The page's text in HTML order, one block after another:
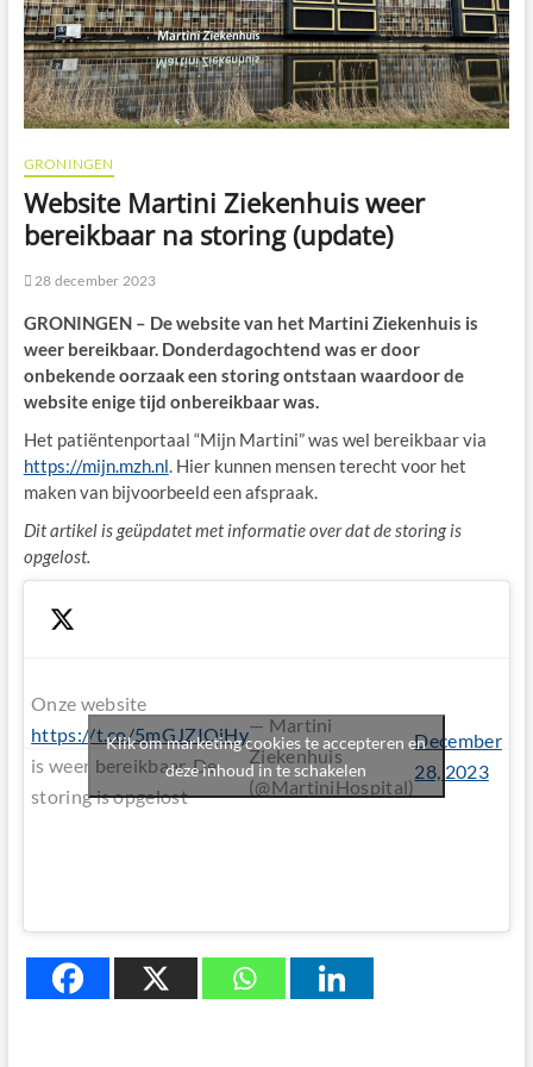
GRONINGEN
Website Martini Ziekenhuis weer
bereikbaar na storing (update)
28 december 2023
GRONINGEN – De website van het Martini Ziekenhuis is
weer bereikbaar. Donderdagochtend was er door
onbekende oorzaak een storing ontstaan waardoor de
website enige tijd onbereikbaar was.
Het patiëntenportaal “Mijn Martini” was wel bereikbaar via
https://mijn.mzh.nl. Hier kunnen mensen terecht voor het
maken van bijvoorbeeld een afspraak.
Dit artikel is geüpdatet met informatie over dat de storing is
opgelost.
Onze website
https://t.co/5mGJZIQiHy
is weer bereikbaar. De
storing is opgelost
— Martini
Ziekenhuis
(@MartiniHospital)
December
28, 2023
Klik om marketing cookies te accepteren en
deze inhoud in te schakelen